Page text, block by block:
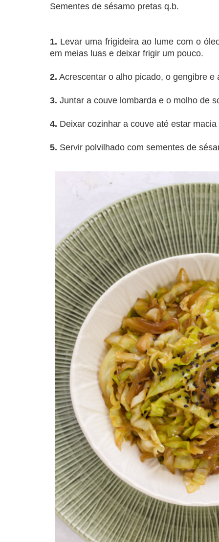
Sementes de sésamo pretas q.b.
1. Levar uma frigideira ao lume com o
em meias luas e deixar frigir um pouco.
2. Acrescentar o alho picado, o gengibre e
3. Juntar a couve lombarda e o molho de
4. Deixar cozinhar a couve até estar
5. Servir polvilhado com sementes de